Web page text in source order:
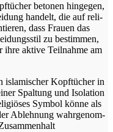
beto­nen hin­ge­gen,
han­delt, die auf reli­
dass Frau­en das
zu bestim­men,
ihre akti­ve Teil­nah­me am
isla­mi­scher Kopf­tü­cher in
Spal­tung und Iso­la­ti­on
Sym­bol kön­ne als
Ableh­nung wahr­ge­nom­